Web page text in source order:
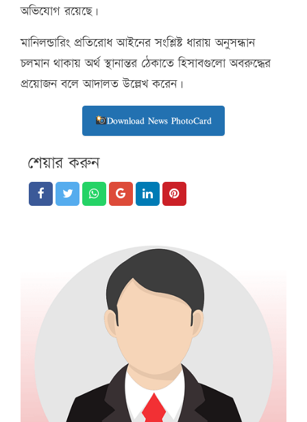
অভিযোগ রয়েছে।
মানিলন্ডারিং প্রতিরোধ আইনের সংশ্লিষ্ট ধারায় অনুসন্ধান
চলমান থাকায় অর্থ স্থানান্তর ঠেকাতে হিসাবগুলো অবরুদ্ধের
প্রয়োজন বলে আদালত উল্লেখ করেন।
Download News PhotoCard
শেয়ার করুন